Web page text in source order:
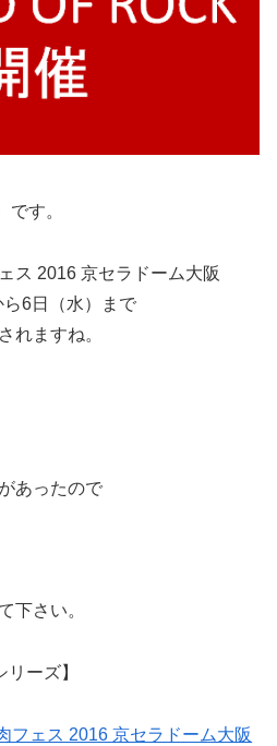
です。
ス 2016 京セラドーム大阪
6日（水）まで
れますね。
あったので
下さい。
ーズ】
フェス 2016 京セラドーム大阪